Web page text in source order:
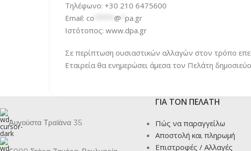
Τηλέφωνο: +30 210 6475600
Email: co @ pa.gr
Ιστότοπος: www.dpa.gr
Σε περίπτωση ουσιαστικών αλλαγών στον τρόπο
Εταιρεία θα ενημερώσει άμεσα τον Πελάτη
Αυγούστα Τραϊάνα 35
ΓΙΑ ΤΟΝ ΠΕΛΑΤΗ
Πώς να παραγγείλω
Αποστολή και πληρωμή
Επιστροφές / Αλλαγές